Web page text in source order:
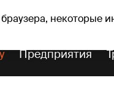
некоторые
Прогноз погоды
Предприятия